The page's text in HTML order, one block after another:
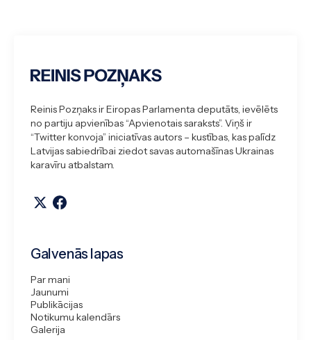
Reinis Pozņaks ir Eiropas Parlamenta deputāts, ievēlēts
no partiju apvienības “Apvienotais saraksts”. Viņš ir
“Twitter konvoja” iniciatīvas autors – kustības, kas palīdz
Latvijas sabiedrībai ziedot savas automašīnas Ukrainas
karavīru atbalstam.
Galvenās lapas
Par mani
Jaunumi
Publikācijas
Notikumu kalendārs
Galerija